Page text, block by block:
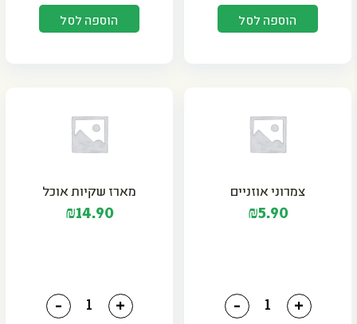
הוספה לסל הוספה לסל
צמרוני אוזניים
₪5.90
כמות של צמרוני אוזניים
+
-
מארז שקיות אוכל
₪14.90
כמות של מארז שקיות
+
-